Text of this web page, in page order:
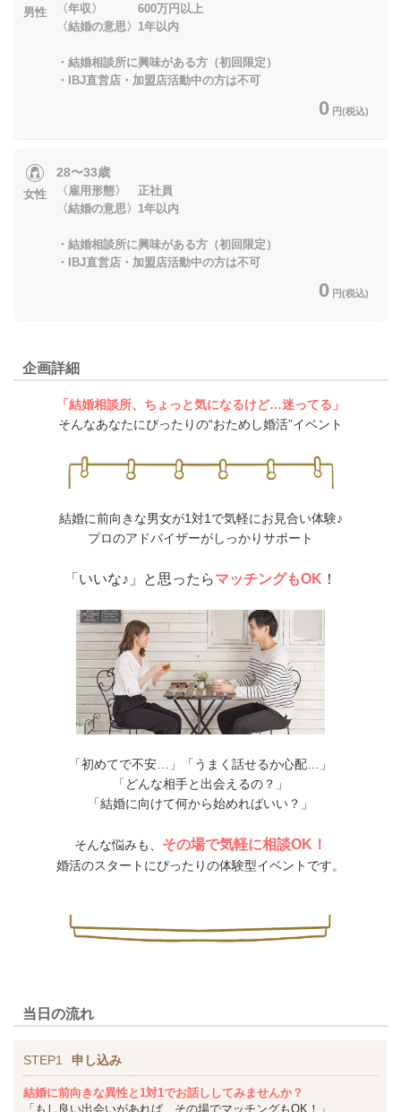
男性
〈年収〉 600万円以上
〈結婚の意思〉1年以内
・結婚相談所に興味がある方（初回限定）
・IBJ直営店・加盟店活動中の方は不可
0 円(税込)
女性
28〜33歳
〈雇用形態〉 正社員
〈結婚の意思〉1年以内
・結婚相談所に興味がある方（初回限定）
・IBJ直営店・加盟店活動中の方は不可
0 円(税込)
企画詳細
「結婚相談所、ちょっと気になるけど…迷ってる」
そんなあなたにぴったりの“おためし婚活”イベント
結婚に前向きな男女が1対1で気軽にお見合い体験♪
プロのアドバイザーがしっかりサポート
「いいな♪」と思ったらマッチングもOK ！
「初めてで不安…」「うまく話せるか心配…」
「どんな相手と出会えるの？」
「結婚に向けて何から始めればいい？」
そんな悩みも、 その場で気軽に相談OK！
婚活のスタートにぴったりの体験型イベントです。
当日の流れ
STEP1 申し込み
結婚に前向きな異性と1対1でお話ししてみませんか？
「もし良い出会いがあれば…その場でマッチングもOK！」